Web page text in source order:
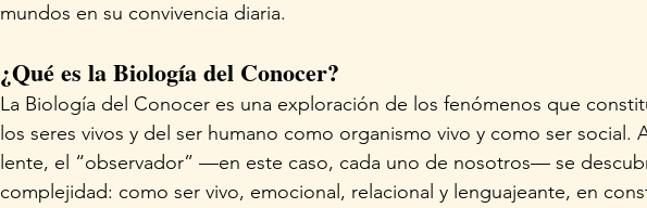
mundos en su convivencia diaria.
¿Qué es la Biología del Conocer?
La Biología del Conocer es una exploración de los fenómenos que
los seres vivos y del ser humano como organismo vivo y como ser social.
lente, el “observador” —en este caso, cada uno de nosotros— se
complejidad: como ser vivo, emocional, relacional y lenguajeante, en